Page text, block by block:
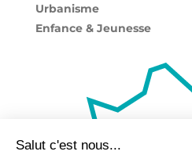
Urbanisme
Enfance & Jeunesse